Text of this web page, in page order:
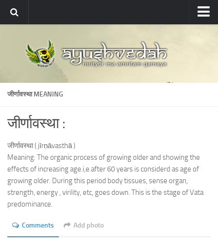
About
About Ayushvedah
Join Us
Academics
Ayurveda Colleges
Medicinal plants
Dictionary
Glossary
Ayurveda Doctors
Ayurvedic Centres
जीर्णावस्था MEANING
जीर्णावस्था :
जीर्णावस्था ( jīrṇāvasthā )
Meaning: The organic process of growing older and showing the
effects of increasing age.i,e.after 60 years is considerd as age of
growing older. During this period body tissues, sense organ,
strength, energy , virility, etc, goes down. This is the stage of Vata
predominance.
Comments Add photo